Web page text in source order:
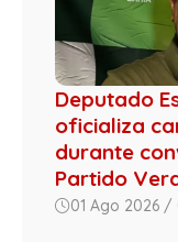
Deputado
oficializa
durante
Partido
01 Ago 2026 /